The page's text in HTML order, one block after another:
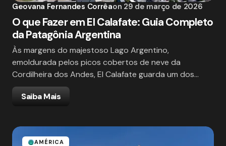
Geovana Fernandes Corrêaon 29 de março de 2026
O que Fazer em El Calafate: Guia Completo
da Patagônia Argentina
Às margens do majestoso Lago Argentino,
emoldurada pelos picos cobertos de neve da
Cordilheira dos Andes, El Calafate guarda um dos…
Saiba Mais
AMÉRICA